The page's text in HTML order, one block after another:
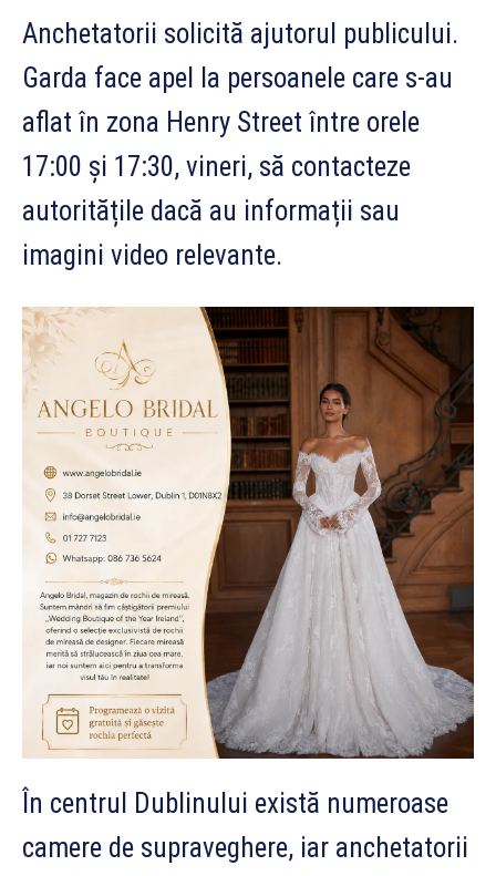
Anchetatorii solicită ajutorul publicului.
Garda face apel la persoanele care s-au
aflat în zona Henry Street între orele
17:00 și 17:30, vineri, să contacteze
autoritățile dacă au informații sau
imagini video relevante.
În centrul Dublinului există numeroase
camere de supraveghere, iar anchetatorii